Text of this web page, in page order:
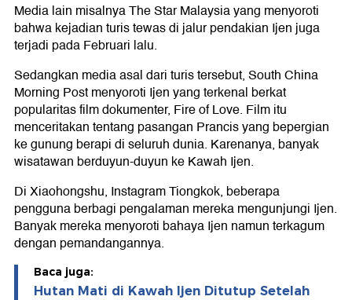
Media lain misalnya The Star Malaysia yang menyoroti
bahwa kejadian turis tewas di jalur pendakian Ijen juga
terjadi pada Februari lalu.
Sedangkan media asal dari turis tersebut, South China
Morning Post menyoroti Ijen yang terkenal berkat
popularitas film dokumenter, Fire of Love. Film itu
menceritakan tentang pasangan Prancis yang bepergian
ke gunung berapi di seluruh dunia. Karenanya, banyak
wisatawan berduyun-duyun ke Kawah Ijen.
Di Xiaohongshu, Instagram Tiongkok, beberapa
pengguna berbagi pengalaman mereka mengunjungi Ijen.
Banyak mereka menyoroti bahaya Ijen namun terkagum
dengan pemandangannya.
Baca juga:
Hutan Mati di Kawah Ijen Ditutup Setelah